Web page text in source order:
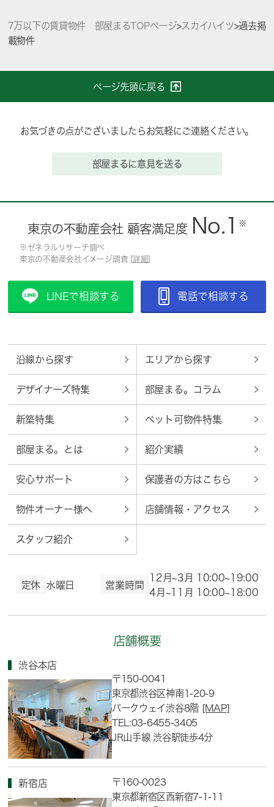
7万以下の賃貸物件 部屋まるTOPページ>スカイハイツ>過去掲
載物件
ページ先頭に戻る
お気づきの点がございましたらお気軽にご連絡ください。
部屋まるに意見を送る
東京の不動産会社 顧客満足度 No.1 ※
※ゼネラルリサーチ調べ
東京の不動産会社イメージ調査 [ 詳細
LINEで相談する 電話で相談する
沿線から探す エリアから探す
デザイナーズ特集 部屋まる。コラム
新築特集 ペット可物件特集
部屋まる。とは 紹介実績
安心サポート 保護者の方はこちら
物件オーナー様へ 店舗情報・アクセス
スタッフ紹介
定休 水曜日 営業時間
12月~3月 10:00~19:00
4月~11月 10:00~18:00
店舗概要
渋谷本店
〒150-0041
東京都渋谷区神南1-20-9
パークウェイ渋谷8階 [MAP]
TEL:03-6455-3405
JR山手線 渋谷駅徒歩4分
新宿店
〒160-0023
東京都新宿区西新宿7-1-11